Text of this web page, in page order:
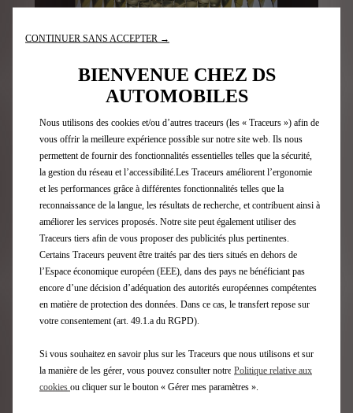
ANNE LEROUX MAISON PAVANE
CONTINUER SANS ACCEPTER →
BIENVENUE CHEZ DS
AUTOMOBILES
Nous utilisons des cookies et/ou d’autres traceurs (les « Traceurs ») afin de
vous offrir la meilleure expérience possible sur notre site web. Ils nous
permettent de fournir des fonctionnalités essentielles telles que la sécurité,
la gestion du réseau et l’accessibilité.Les Traceurs améliorent l’ergonomie
et les performances grâce à différentes fonctionnalités telles que la
reconnaissance de la langue, les résultats de recherche, et contribuent ainsi à
améliorer les services proposés. Notre site peut également utiliser des
Traceurs tiers afin de vous proposer des publicités plus pertinentes.
Certains Traceurs peuvent être traités par des tiers situés en dehors de
l’Espace économique européen (EEE), dans des pays ne bénéficiant pas
encore d’une décision d’adéquation des autorités européennes compétentes
en matière de protection des données. Dans ce cas, le transfert repose sur
votre consentement (art. 49.1.a du RGPD).
Si vous souhaitez en savoir plus sur les Traceurs que nous utilisons et sur
la manière de les gérer, vous pouvez consulter notre Politique relative aux
cookies ou cliquer sur le bouton « Gérer mes paramètres ».